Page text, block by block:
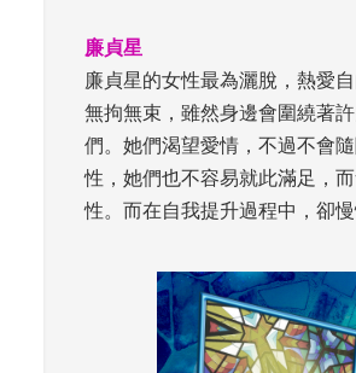
廉貞星
廉貞星的女性最為灑脫，熱愛
無拘無束，雖然身邊會圍繞著
們。她們渴望愛情，不過不會
性，她們也不容易就此滿足，
性。而在自我提升過程中，卻